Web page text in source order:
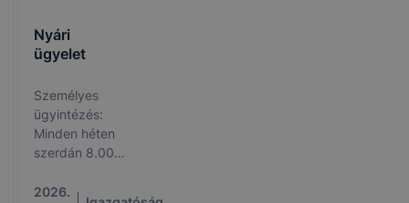
Nyári
ügyelet
Személyes
ügyintézés:
Minden héten
szerdán 8.00
között
2026.